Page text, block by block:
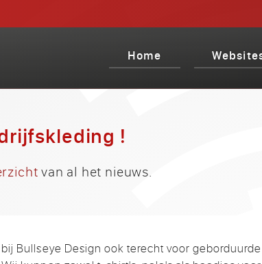
Home
!
van al het nieuws.
Bullseye Design ook terecht voor